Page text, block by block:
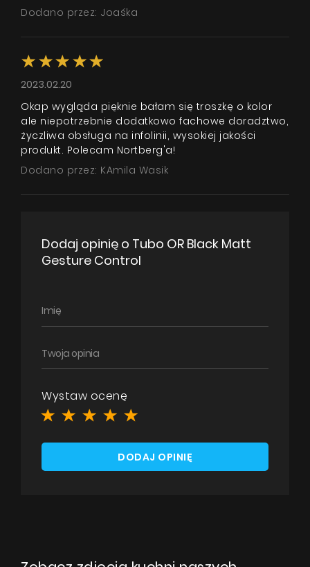
Dodano przez: Joaśka
2023.02.20
Okap wygląda pięknie bałam się troszkę o kolor
ale niepotrzebnie dodatkowo fachowe doradztwo,
życzliwa obsługa na infolinii, wysokiej jakości
produkt. Polecam Nortberg'a!
Dodano przez: KAmila Wasik
Dodaj opinię o Tubo OR Black Matt
Gesture Control
Wystaw ocenę
DODAJ OPINIĘ